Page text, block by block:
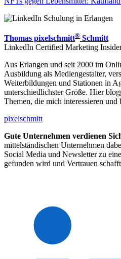
Thomas pixelschmitt® Schmitt
LinkedIn Certified Marketing
Aus Erlangen und seit 2000 im
Ausbildung als Mediengestalter,
Weiterbildungen und Stationen in
unterschiedlichster Größe. Hier
Themen, die mich interessieren und
pixelschmitt
Gute Unternehmen verdienen
mittelständischen Unternehmen
Social Media und Newsletter zu
gefunden wird und Vertrauen